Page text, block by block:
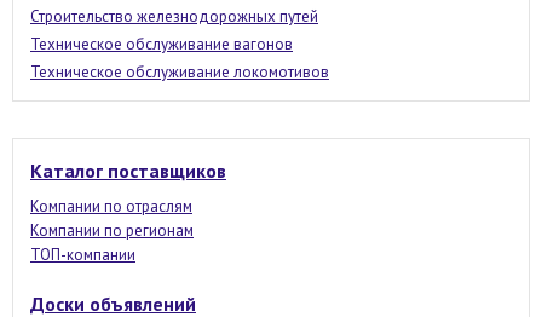
Строительство железнодорожных путей
Техническое обслуживание вагонов
Техническое обслуживание локомотивов
Каталог поставщиков
Компании по отраслям
Компании по регионам
ТОП-компании
Доски объявлений